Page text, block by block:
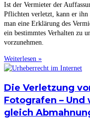
Ist der Vermieter der
Pflichten verletzt, kann er ihn
man eine Erklärung des
ein bestimmtes Verhalten zu
vorzunehmen.
Weiterlesen »
Die Verletzung
Fotografen –
gleich